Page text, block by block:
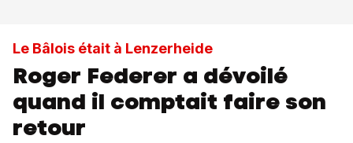
Le Bâlois était à Lenzerheide
Roger Federer a dévoilé
quand il comptait faire son
retour